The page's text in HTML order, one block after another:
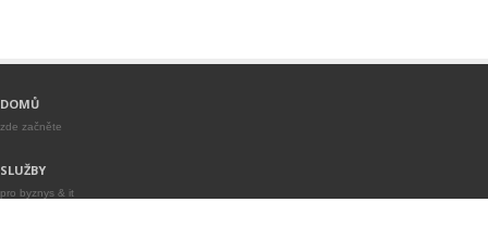
DOMŮ
zde začněte
SLUŽBY
pro byznys & it